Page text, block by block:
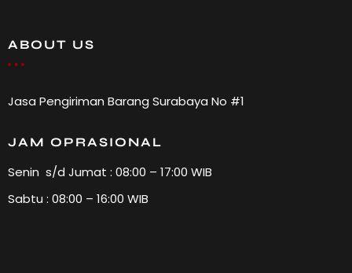
ABOUT US
Jasa Pengiriman Barang Surabaya No #1
JAM OPRASIONAL
Senin s/d Jumat : 08:00 – 17:00 WIB
Sabtu : 08:00 – 16:00 WIB